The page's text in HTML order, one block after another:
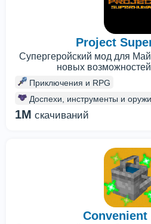
Project
Супергеройский мод для
новых
Приключения и RPG
Доспехи, инструменты и
1M скачиваний
Convenient